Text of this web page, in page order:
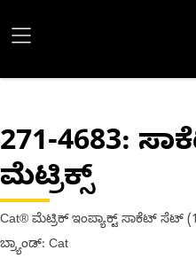
271-4683:
ಮೆಟ್ರಿಕ್ಸ್
Cat® ಮೆಟ್ರಿಕ್ ಇಂಪ್ಯಾಕ್ಟ್ ಸಾಕೆಟ್ ಸೆಟ್
ಬ್ರ್ಯಾಂಡ್: Cat